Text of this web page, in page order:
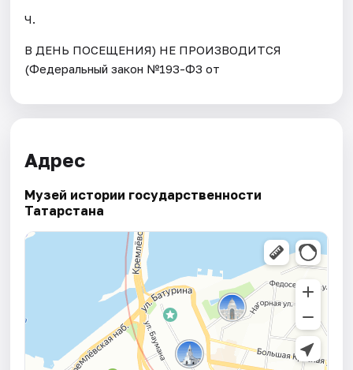
Ч.
В ДЕНЬ ПОСЕЩЕНИЯ) НЕ ПРОИЗВОДИТСЯ
(Федеральный закон №193-ФЗ от
Адрес
Музей истории государственности
Татарстана